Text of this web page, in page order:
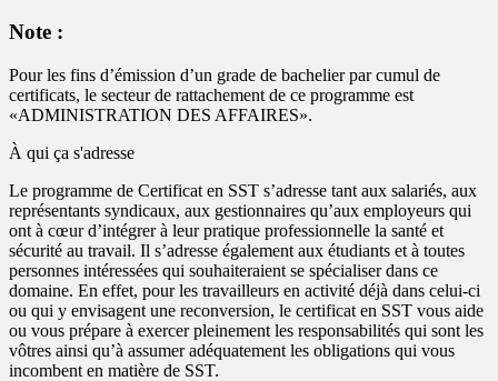
Note :
Pour les fins d’émission d’un grade de bachelier par cumul de
certificats, le secteur de rattachement de ce programme est
«ADMINISTRATION DES AFFAIRES».
À qui ça s'adresse
Le programme de Certificat en SST s’adresse tant aux salariés, aux
représentants syndicaux, aux gestionnaires qu’aux employeurs qui
ont à cœur d’intégrer à leur pratique professionnelle la santé et
sécurité au travail. Il s’adresse également aux étudiants et à toutes
personnes intéressées qui souhaiteraient se spécialiser dans ce
domaine. En effet, pour les travailleurs en activité déjà dans celui-ci
ou qui y envisagent une reconversion, le certificat en SST vous aide
ou vous prépare à exercer pleinement les responsabilités qui sont les
vôtres ainsi qu’à assumer adéquatement les obligations qui vous
incombent en matière de SST.